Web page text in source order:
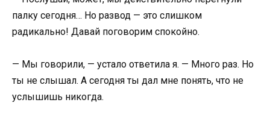
палку сегодня… Но развод — это слишком
радикально! Давай поговорим спокойно.
— Мы говорили, — устало ответила я. — Много раз. Но
ты не слышал. А сегодня ты дал мне понять, что не
услышишь никогда.